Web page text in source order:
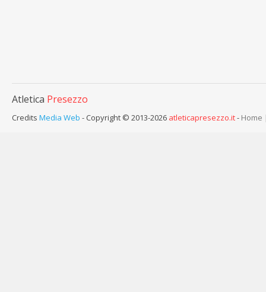
Atletica Presezzo
Credits Media Web - Copyright © 2013-2026 atleticapresezzo.it- Home